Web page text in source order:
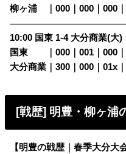
柳ヶ浦
｜000｜000｜000
10:00 国東 1-4 大分商業(大
国東
｜000｜001｜000
大分商業｜300｜000｜01x
[戦歴] 明豊・柳ヶ浦
【明豊の戦歴｜春季大分大